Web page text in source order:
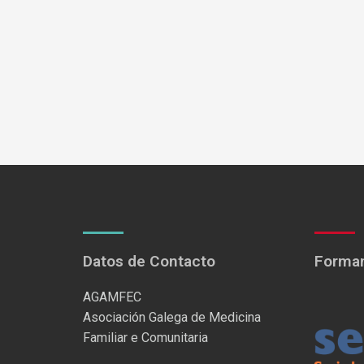
Datos de Contacto
AGAMFEC
Asociación Galega de Medicina
Familiar e Comunitaria